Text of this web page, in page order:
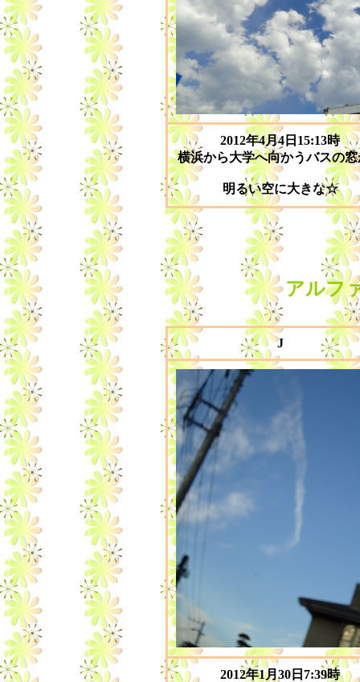
2012年4月4日15:13時
横浜から大学へ向かうバスの窓
明るい空に大きな☆
アルフ
J
2012年1月30日7:39時